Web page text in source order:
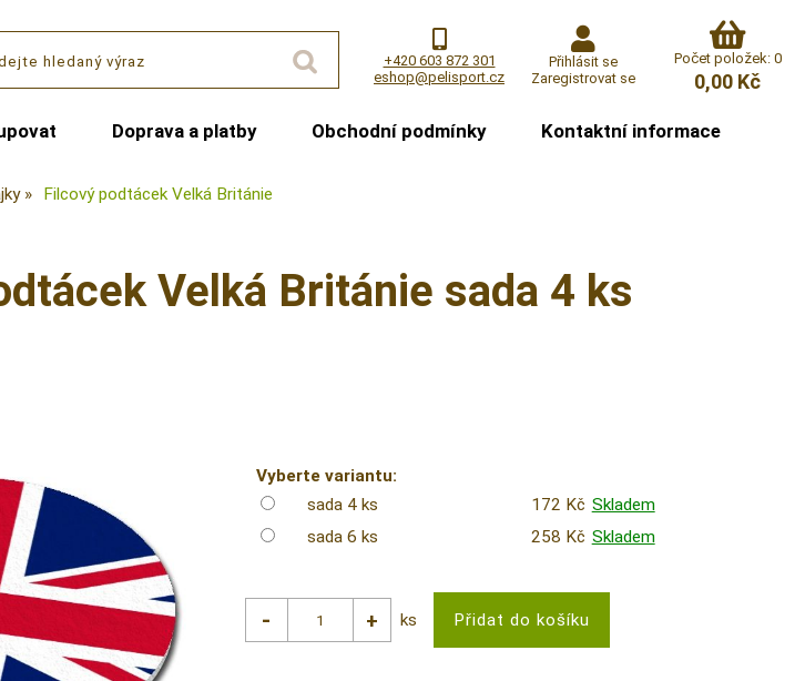
+420 603 872 301
eshop@pelisport.cz
Přihlásit se
Zaregistrovat se
Počet položek: 0
0,00 Kč
Doprava a platby Obchodní podmínky Kontaktní informace
Filcový podtácek Velká Británie
Velká Británie sada 4 ks
Vyberte variantu:
sada 4 ks
172 Kč Skladem
sada 6 ks
258 Kč Skladem
ks